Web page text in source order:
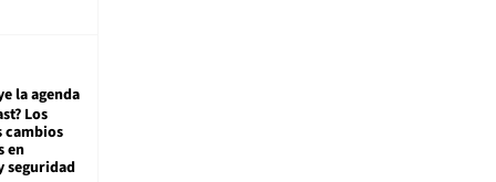
la agenda
Los
cambios
en
seguridad